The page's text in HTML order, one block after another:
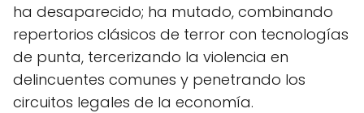
ha desaparecido; ha mutado, combinando
repertorios clásicos de terror con tecnologías
de punta, tercerizando la violencia en
delincuentes comunes y penetrando los
circuitos legales de la economía.